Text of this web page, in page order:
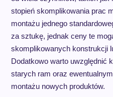
stopień skomplikowania prac
montażu jednego
za sztukę, jednak ceny te
skomplikowanych konstrukcji
Dodatkowo warto uwzględnić
starych ram oraz
montażu nowych produktów.